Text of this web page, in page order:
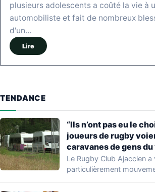
plusieurs adolescents a coûté la vie à
automobiliste et fait de nombreux
d'un…
Lire
TENDANCE
“Ils n’ont pas eu le
joueurs de rugby
caravanes de gens
s’installer dans leur
délogent en moins
Le Rugby Club Ajaccien
particulièrement